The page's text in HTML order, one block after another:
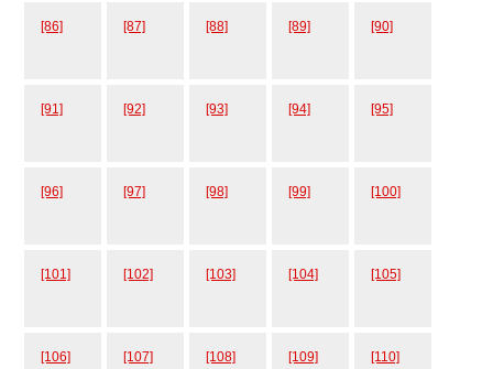
[86] [87] [88] [89] [90]
[91] [92] [93] [94] [95]
[96] [97] [98] [99] [100]
[101] [102] [103] [104] [105]
[106] [107] [108] [109] [110]